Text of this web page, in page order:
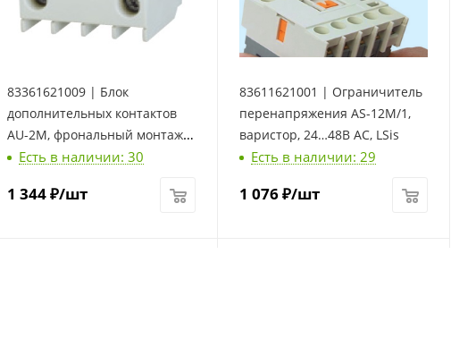
83361621009 | Блок
дополнительных контактов
AU-2M, фрональный монтаж,
1 НО + 1 НЗ, LSis
Есть в наличии: 30
1 344₽/шт
83611621001 | Ограничитель
перенапряжения AS-12M/1,
варистор, 24…48В AC, LSis
Есть в наличии: 29
1 076₽/шт